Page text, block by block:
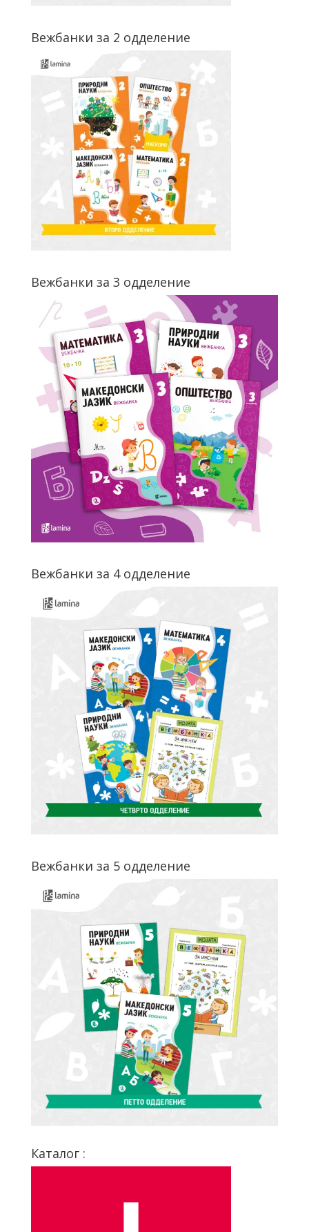
Вежбанки за 2 одделение
Вежбанки за 3 одделение
Вежбанки за 4 одделение
Вежбанки за 5 одделение
Каталог :